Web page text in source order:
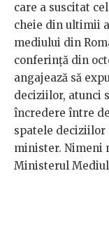
care a suscitat
cheie din ultimii
mediului din
conferință din
angajează să
deciziilor, atunci
încredere între
spatele
minister. Nimeni
Ministerul